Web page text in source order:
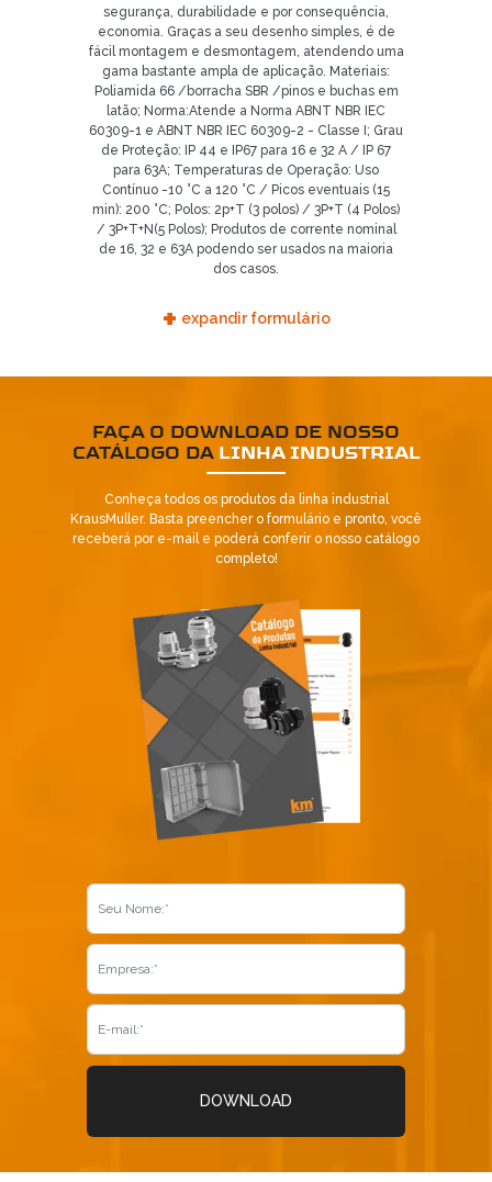
segurança, durabilidade e por consequência,
economia. Graças a seu desenho simples, é de
fácil montagem e desmontagem, atendendo uma
gama bastante ampla de aplicação. Materiais:
Poliamida 66 /borracha SBR /pinos e buchas em
latão; Norma:Atende a Norma ABNT NBR IEC
60309-1 e ABNT NBR IEC 60309-2 - Classe I; Grau
de Proteção: IP 44 e IP67 para 16 e 32 A / IP 67
para 63A; Temperaturas de Operação: Uso
Contínuo -10 °C a 120 °C / Picos eventuais (15
min): 200 °C; Polos: 2p+T (3 polos) / 3P+T (4 Polos)
/ 3P+T+N(5 Polos); Produtos de corrente nominal
de 16, 32 e 63A podendo ser usados na maioria
dos casos.
+ expandir formulário
FAÇA O DOWNLOAD DE NOSSO
CATÁLOGO DA LINHA INDUSTRIAL
Conheça todos os produtos da linha industrial
KrausMuller. Basta preencher o formulário e pronto, você
receberá por e-mail e poderá conferir o nosso catálogo
completo!
DOWNLOAD